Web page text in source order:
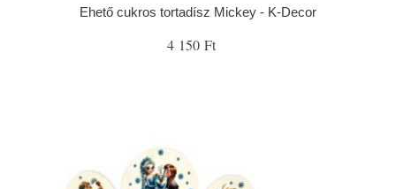
Ehető cukros tortadísz Mickey - K-Decor
4 150 Ft